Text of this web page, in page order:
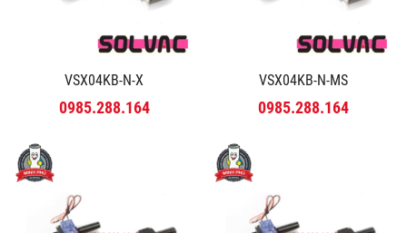
VSX04KB-N-X
0985.288.164
VSX04KB-N-MS
0985.288.164